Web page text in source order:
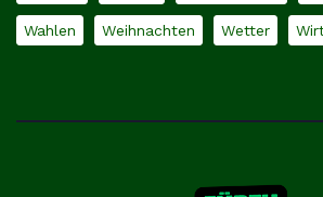
Wahlen Weihnachten Wetter